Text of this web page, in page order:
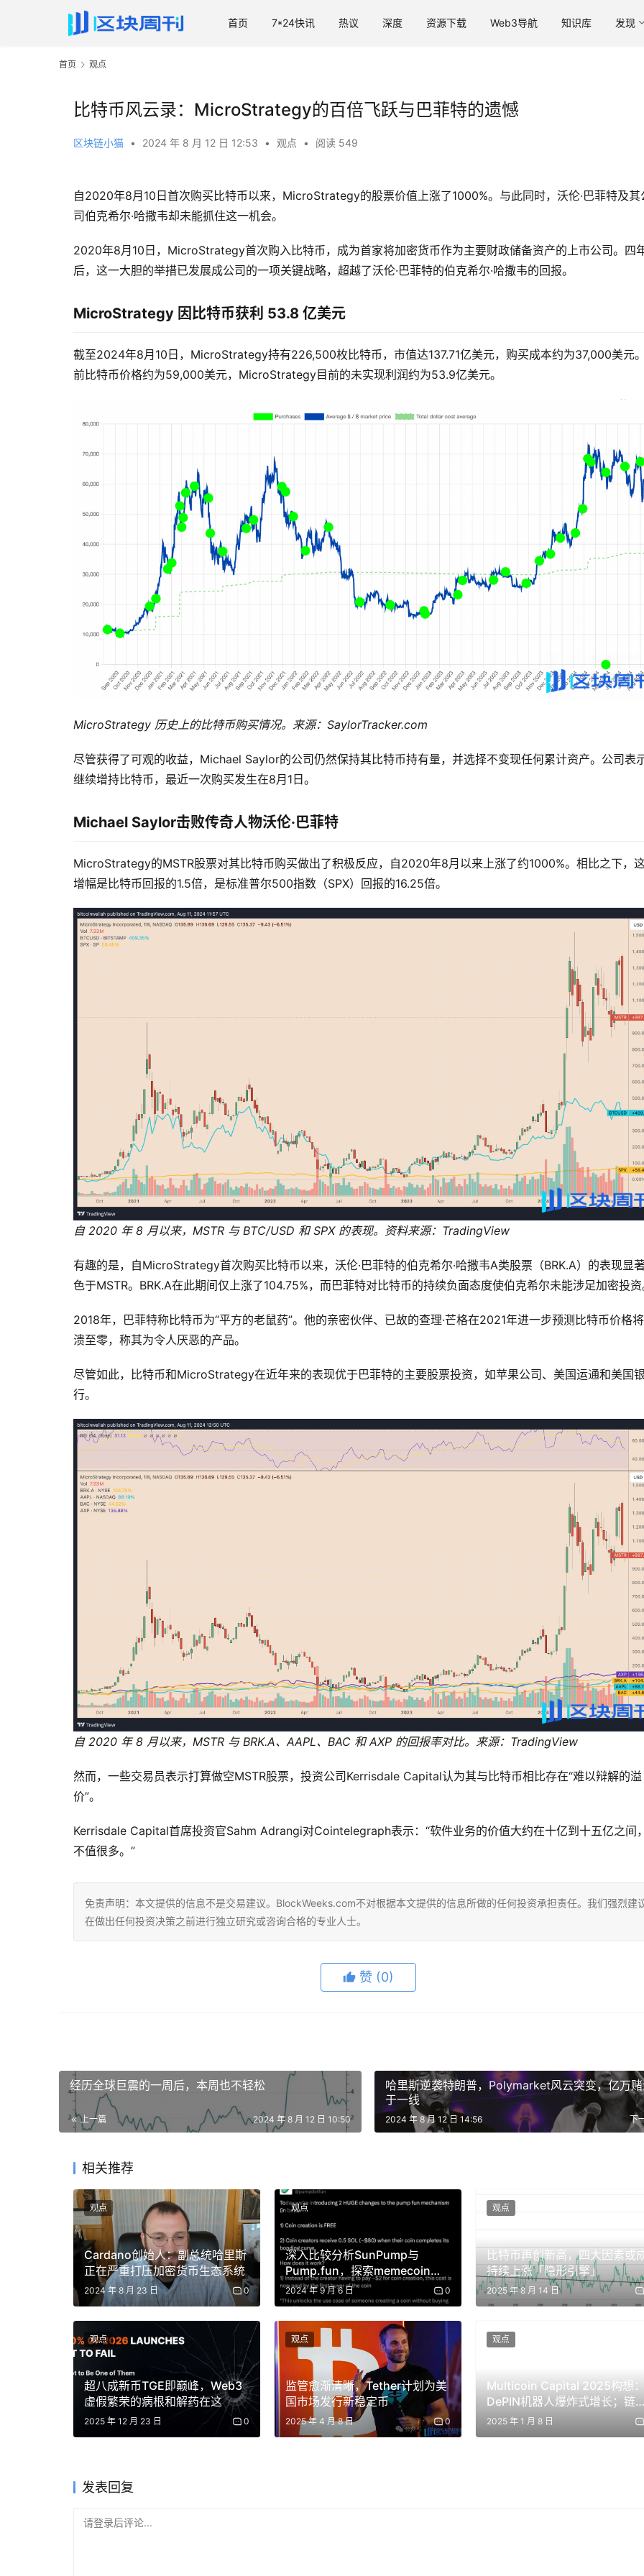
首页 7*24快讯 热议 深度 资源下载 Web3导航 知识库 发现
首页 观点
比特币风云录：MicroStrategy的百倍飞跃与巴菲特的遗憾
区块链小猫 • 2024 年 8 月 12 日 12:53 • 观点 • 阅读 549
自2020年8月10日首次购买比特币以来，MicroStrategy的股票价值上涨了1000%。与此同时，沃伦·巴菲特及其
司伯克希尔·哈撒韦却未能抓住这一机会。
2020年8月10日，MicroStrategy首次购入比特币，成为首家将加密货币作为主要财政储备资产的上市公司。四
后，这一大胆的举措已发展成公司的一项关键战略，超越了沃伦·巴菲特的伯克希尔·哈撒韦的回报。
MicroStrategy 因比特币获利 53.8 亿美元
截至2024年8月10日，MicroStrategy持有226,500枚比特币，市值达137.71亿美元，购买成本约为37,000美元
前比特币价格约为59,000美元，MicroStrategy目前的未实现利润约为53.9亿美元。
MicroStrategy 历史上的比特币购买情况。来源：SaylorTracker.com
尽管获得了可观的收益，Michael Saylor的公司仍然保持其比特币持有量，并选择不变现任何累计资产。公司表
继续增持比特币，最近一次购买发生在8月1日。
Michael Saylor击败传奇人物沃伦·巴菲特
MicroStrategy的MSTR股票对其比特币购买做出了积极反应，自2020年8月以来上涨了约1000%。相比之下，
增幅是比特币回报的1.5倍，是标准普尔500指数（SPX）回报的16.25倍。
自 2020 年 8 月以来，MSTR 与 BTC/USD 和 SPX 的表现。资料来源：TradingView
有趣的是，自MicroStrategy首次购买比特币以来，沃伦·巴菲特的伯克希尔·哈撒韦A类股票（BRK.A）的表现显
色于MSTR。BRK.A在此期间仅上涨了104.75%，而巴菲特对比特币的持续负面态度使伯克希尔未能涉足加密投
2018年，巴菲特称比特币为“平方的老鼠药”。他的亲密伙伴、已故的查理·芒格在2021年进一步预测比特币价格
溃至零，称其为令人厌恶的产品。
尽管如此，比特币和MicroStrategy在近年来的表现优于巴菲特的主要股票投资，如苹果公司、美国运通和美国
行。
自 2020 年 8 月以来，MSTR 与 BRK.A、AAPL、BAC 和 AXP 的回报率对比。来源：TradingView
然而，一些交易员表示打算做空MSTR股票，投资公司Kerrisdale Capital认为其与比特币相比存在“难以辩解的溢
价”。
Kerrisdale Capital首席投资官Sahm Adrangi对Cointelegraph表示：“软件业务的价值大约在十亿到十五亿之间
不值很多。”
免责声明：本文提供的信息不是交易建议。BlockWeeks.com不对根据本文提供的信息所做的任何投资承担责任。我们强烈建
在做出任何投资决策之前进行独立研究或咨询合格的专业人士。
赞 (0)
经历全球巨震的一周后，本周也不轻松
上一篇 2024 年 8 月 12 日 10:50
哈里斯逆袭特朗普，Polymarket风云突变，亿万
于一线
下
2024 年 8 月 12 日 14:56
相关推荐
Cardano创始人：副总统哈里斯
正在严重打压加密货币生态系统
2024 年 8 月 23 日 0
观点
深入比较分析SunPump与
Pump.fun，探索memecoin发
射平台成功之道
2024 年 9 月 6 日 0
观点
比特币再创新高，四大因素或
持续上涨「隐形引擎」
2025 年 8 月 14 日
观点
超八成新币TGE即巅峰，Web3
虚假繁荣的病根和解药在这
2025 年 12 月 23 日 0
观点
监管愈渐清晰，Tether计划为美
国市场发行新稳定币
2025 年 4 月 8 日 0
观点
Multicoin Capital 2025构想
DePIN机器人爆炸式增长；链
证券迎来腾飞
2025 年 1 月 8 日
观点
发表回复
请登录后评论...